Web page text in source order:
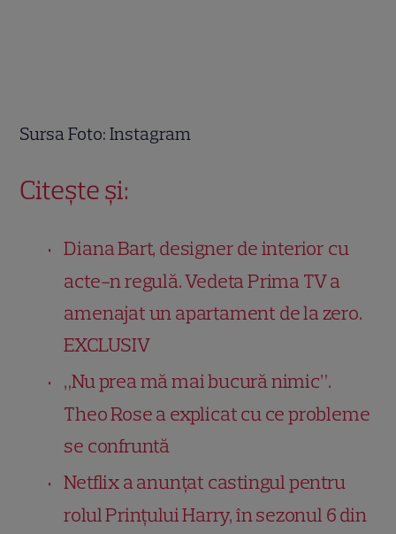
Sursa Foto: Instagram
Citește și:
Diana Bart, designer de interior cu
acte-n regulă. Vedeta Prima TV a
amenajat un apartament de la zero.
EXCLUSIV
„Nu prea mă mai bucură nimic”.
Theo Rose a explicat cu ce probleme
se confruntă
Netflix a anunțat castingul pentru
rolul Prințului Harry, în sezonul 6 din